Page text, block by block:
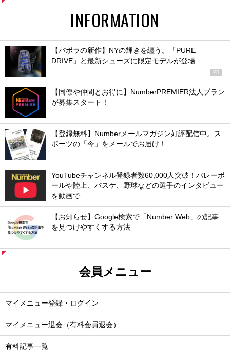
INFORMATION
【バボラの新作】NYの輝きを纏う。「PURE
DRIVE」と最新シューズに限定モデルが登場
PR
【同僚や仲間とお得に】NumberPREMIER法人プラン
が募集スタート！
【登録無料】Numberメールマガジン好評配信中。ス
ポーツの「今」をメールでお届け！
YouTubeチャンネル登録者数60,000人突破！バレーボ
ールや陸上、バスケ、野球などの選手のインタビュー
を動画で
【お知らせ】Google検索で「Number Web」の記事
を見つけやすくする方法
会員メニュー
マイメニュー登録・ログイン
マイメニュー退会（有料会員退会）
有料記事一覧